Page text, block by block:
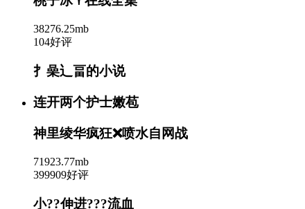
38276.25mb
104好评
扌喿辶畐的小说
连开两个护士嫩苞
神里绫华疯狂❌喷水自网战
71923.77mb
399909好评
小??伸进???流血